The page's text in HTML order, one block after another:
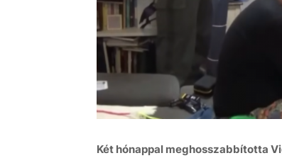
Két hónappal meghosszabbította